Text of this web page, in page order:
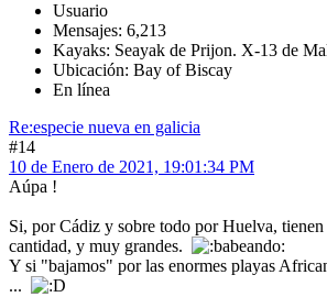
Usuario
Mensajes: 6,213
Kayaks: Seayak de Prijon. X-13 de
Ubicación: Bay of Biscay
En línea
Re:especie nueva en galicia
#14
10 de Enero de 2021, 19:01:34 PM
Aúpa !
Si, por Cádiz y sobre todo por Huelva, tienen
cantidad, y muy grandes.
Y si "bajamos" por las enormes playas
...